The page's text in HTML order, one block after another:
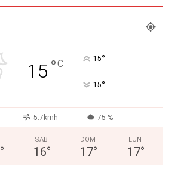
15 °C 15°
15°
5.7kmh 75 %
°
SAB
16°
DOM
17°
LUN
17°